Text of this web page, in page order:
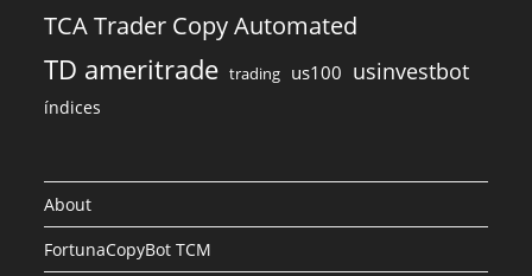
TCA Trader Copy Automated
TD ameritrade trading us100 usinvestbot
índices
About
FortunaCopyBot TCM